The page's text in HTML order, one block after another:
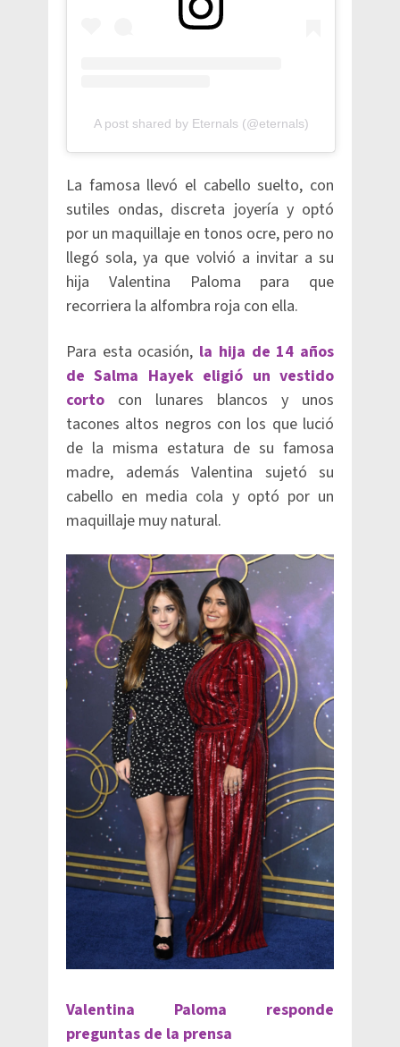
A post shared by Eternals (@eternals)
La famosa llevó el cabello suelto, con
sutiles ondas, discreta joyería y optó
por un maquillaje en tonos ocre, pero no
llegó sola, ya que volvió a invitar a su
hija Valentina Paloma para que
recorriera la alfombra roja con ella.
Para esta ocasión, la hija de 14 años
de Salma Hayek eligió un vestido
corto con lunares blancos y unos
tacones altos negros con los que lució
de la misma estatura de su famosa
madre, además Valentina sujetó su
cabello en media cola y optó por un
maquillaje muy natural.
Valentina Paloma responde
preguntas de la prensa